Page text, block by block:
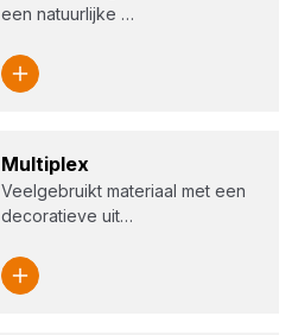
een natuurlijke …
Mul­ti­plex
Veelgebruikt materiaal met een
decoratieve uit…